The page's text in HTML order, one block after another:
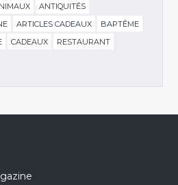
ANTIQUITÉS
ARTICLES CADEAUX
BAPTÊME
CADEAUX
RESTAURANT